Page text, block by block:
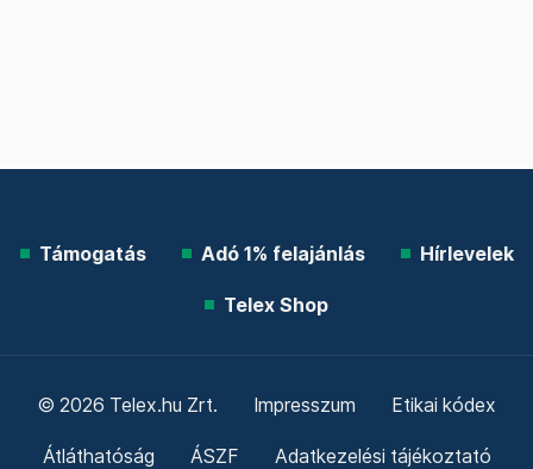
Támogatás Adó 1% felajánlás Hírlevelek
Telex Shop
© 2026 Telex.hu Zrt. Impresszum Etikai kódex
Átláthatóság ÁSZF Adatkezelési tájékoztató